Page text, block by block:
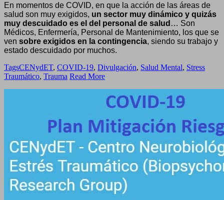
al
Personal
de
Salud
en
En momentos de COVID, en que la acción de las áreas de
salud son muy exigidos, un sector muy dinámico y quizás
muy descuidado es el del personal de salud … Son
Médicos, Enfermería, Personal de Mantenimiento, los que se
ven sobre exigidos en la contingencia, siendo su trabajo y
estado descuidado por muchos.
TagsCENydET, COVID-19, Divulgación, Salud Mental, Stress
Traumático, Trauma Read More